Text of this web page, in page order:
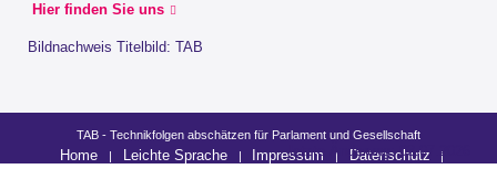
Hier finden Sie uns
Bildnachweis Titelbild: TAB
letzte Änderung: 03.07.2026
TAB - Technikfolgen abschätzen für Parlament und Gesellschaft
Home Leichte Sprache Impressum
Datenschutz